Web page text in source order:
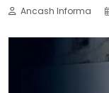
Ancash Informa